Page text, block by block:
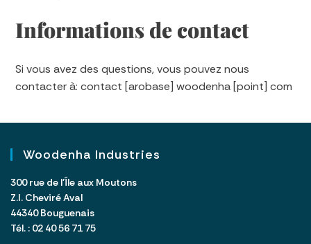
Informations de contact
Si vous avez des questions, vous pouvez nous
contacter à: contact [arobase] woodenha [point] com
Woodenha Industries
300 rue de l’Île aux Moutons
Z.I. Cheviré Aval
44340 Bouguenais
Tél. : 02 40 56 71 75